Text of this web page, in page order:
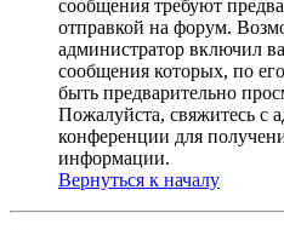
сообщения требуют
отправкой на форум.
администратор включил
сообщения которых, по
быть предварительно
Пожалуйста, свяжитесь с
конференции для
информации.
Вернуться к началу